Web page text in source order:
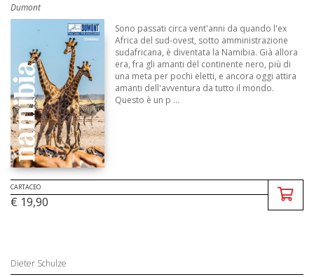
Dumont
Sono passati circa vent'anni da quando l'ex
Africa del sud-ovest, sotto amministrazione
sudafricana, è diventata la Namibia. Già allora
era, fra gli amanti del continente nero, più di
una meta per pochi eletti, e ancora oggi attira
amanti dell'avventura da tutto il mondo.
Questo è un p ...
CARTACEO
€ 19,90
Dieter Schulze